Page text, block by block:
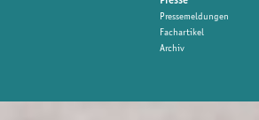
Pressemeldungen
Fachartikel
Archiv